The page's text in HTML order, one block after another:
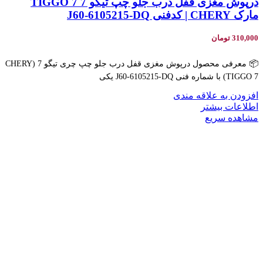
مارک CHERY | کدفنی J60-6105215-DQ
310,000 تومان
📦 معرفی محصول درپوش مغزی قفل درب جلو چپ چری تیگو 7 (CHERY
TIGGO 7) با شماره فنی J60-6105215-DQ یکی
افزودن به علاقه مندی
اطلاعات بیشتر
مشاهده سریع